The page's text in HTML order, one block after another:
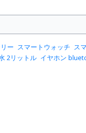
ー スマートウォッチ ス
2リットル イヤホン